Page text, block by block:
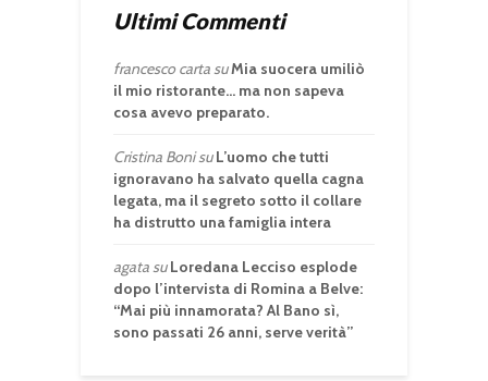
Ultimi Commenti
francesco cartasuMia suocera umiliò
il mio ristorante… ma non sapeva
cosa avevo preparato.
Cristina BonisuL’uomo che tutti
ignoravano ha salvato quella cagna
legata, ma il segreto sotto il collare
ha distrutto una famiglia intera
agatasuLoredana Lecciso esplode
dopo l’intervista di Romina a Belve:
“Mai più innamorata? Al Bano sì,
sono passati 26 anni, serve verità”